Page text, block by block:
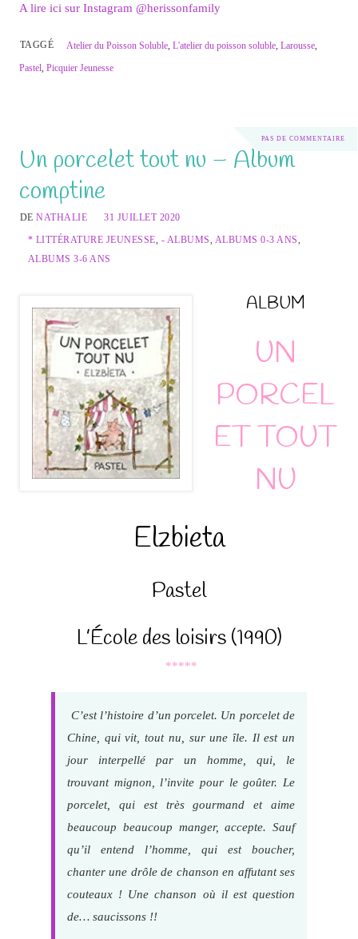
A lire ici sur Instagram @herissonfamily
TAGGÉ Atelier du Poisson Soluble ,L'atelier du poisson soluble ,Larousse
Pastel, Picquier Jeunesse
PAS DE COMMENTAIRE
Un porcelet tout nu – Album
comptine
DENATHALIE
31 JUILLET 2020
* LITTÉRATURE JEUNESSE, - ALBUMS, ALBUMS 0-3 ANS,
ALBUMS 3-6 ANS
ALBUM
UN
PORCEL
ET TOUT
NU
Elzbieta
Pastel
L’École des loisirs (1990)
*****
C’est l’histoire d’un porcelet. Un porcelet de
Chine, qui vit, tout nu, sur une île. Il est un
jour interpellé par un homme, qui, le
trouvant mignon, l’invite pour le goûter. Le
porcelet, qui est très gourmand et aime
beaucoup beaucoup manger, accepte. Sauf
qu’il entend l’homme, qui est boucher,
chanter une drôle de chanson en affutant ses
couteaux ! Une chanson où il est question
de… saucissons !!